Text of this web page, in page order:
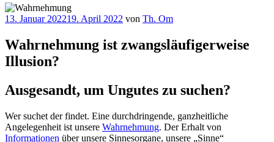
Veröffentlicht
13. Januar 202219. April 2022 von Th. Om
Wahrnehmung ist zwangsläufigerweise
Illusion?
Ausgesandt, um Ungutes zu suchen?
Wer suchet der findet. Eine durchdringende, ganzheitliche
Angelegenheit ist unsere Wahrnehmung. Der Erhalt von
Informationen über unsere Sinnesorgane, unsere „Sinne“